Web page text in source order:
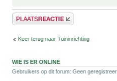
Plaats een reactie
Keer terug naar Tuininrichting
WIE IS ER ONLINE
Gebruikers op dit forum: Geen